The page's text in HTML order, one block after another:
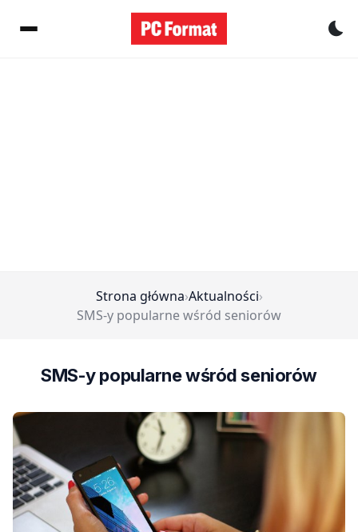
Strona główna›Aktualności›
SMS-y popularne wśród seniorów
SMS-y popularne wśród seniorów